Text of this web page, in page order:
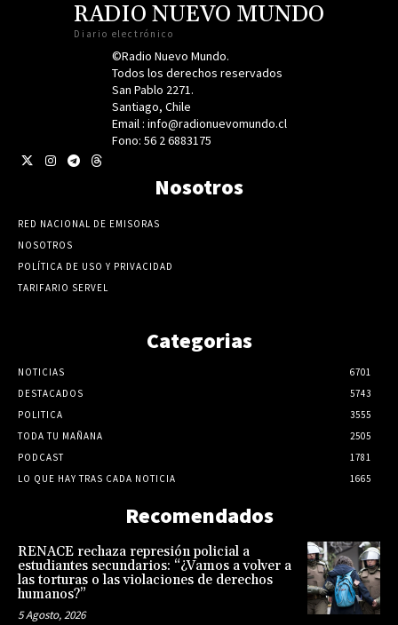
RADIO NUEVO MUNDO
Diario electrónico
©Radio Nuevo Mundo.
Todos los derechos reservados
San Pablo 2271.
Santiago, Chile
Email : info@radionuevomundo.cl
Fono: 56 2 6883175
Nosotros
RED NACIONAL DE EMISORAS
NOSOTROS
POLÍTICA DE USO Y PRIVACIDAD
TARIFARIO SERVEL
Categorias
NOTICIAS
6701
DESTACADOS
5743
POLITICA
3555
TODA TU MAÑANA
2505
PODCAST
1781
LO QUE HAY TRAS CADA NOTICIA
1665
Recomendados
RENACE rechaza represión policial a
estudiantes secundarios: “¿Vamos a volver a
las torturas o las violaciones de derechos
humanos?”
5 Agosto, 2026